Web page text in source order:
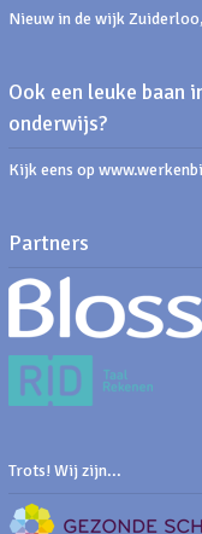
Nieuw in de wijk
Ook een leuke baan
onderwijs?
Kijk eens op
Partners
Trots! Wij zijn...